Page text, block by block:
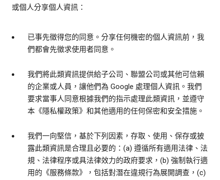
或個人分享個人資訊：
已事先徵得您的同意。分享任何機密的個人資訊前，我
們都會先徵求使用者同意。
我們將此類資訊提供給子公司、聯盟公司或其他可信賴
的企業或人員，讓他們為 Google 處理個人資訊。我們
要求當事人同意根據我們的指示處理此類資訊，並遵守
本《隱私權政策》和其他適用的任何保密和安全措施。
我們一向堅信，基於下列因素，存取、使用、保存或披
露此類資訊是合理且必要的：(a) 遵循所有適用法律、法
規、法律程序或具法律效力的政府要求，(b) 強制執行適
用的《服務條款》，包括對潛在違規行為展開調查，(c)